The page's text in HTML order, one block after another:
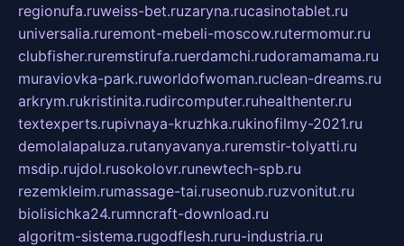
regionufa.ruweiss-bet.ruzaryna.rucasinotablet.ru
universalia.ruremont-mebeli-moscow.rutermomur.ru
clubfisher.ruremstirufa.ruerdamchi.rudoramamama.ru
muraviovka-park.ruworldofwoman.ruclean-dreams.ru
arkrym.rukristinita.rudircomputer.ruhealthenter.ru
textexperts.rupivnaya-kruzhka.rukinofilmy-2021.ru
demolalapaluza.rutanyavanya.ruremstir-tolyatti.ru
msdip.rujdol.rusokolovr.runewtech-spb.ru
rezemkleim.rumassage-tai.ruseonub.ruzvonitut.ru
biolisichka24.rumncraft-download.ru
algoritm-sistema.rugodflesh.ruru-industria.ru